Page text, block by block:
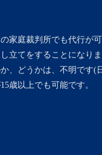
家庭裁判所でも代行が
立てをすることになり
、どうかは、不明です(
歳以上でも可能です。